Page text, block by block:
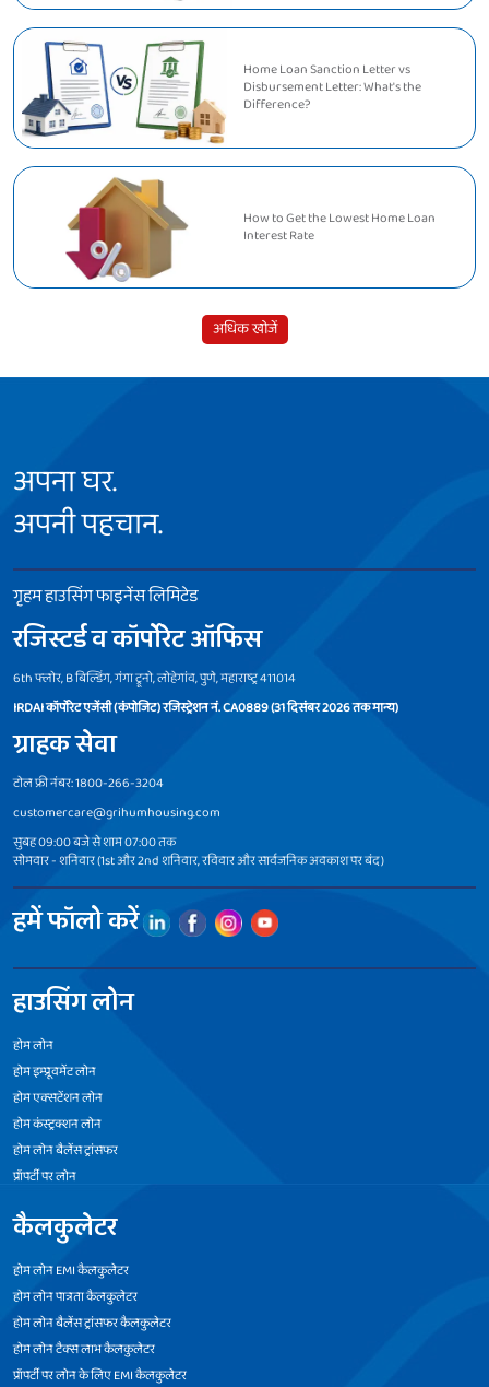
Home Loan Sanction Letter vs
Disbursement Letter: What's the
Difference?
How to Get the Lowest Home Loan
Interest Rate
अधिक खोजें
अपना घर.
अपनी पहचान.
गृहम हाउसिंग फाइनेंस लिमिटेड
रजिस्टर्ड व कॉर्पोरेट ऑफिस
6th फ्लोर, B बिल्डिंग, गंगा ट्रूनो, लोहेगांव, पुणे, महाराष्ट्र 411014
IRDAI कॉर्पोरेट एजेंसी (कंपोजिट) रजिस्ट्रेशन नं. CA0889 (31 दिसंबर 2026 तक मान्य)
ग्राहक सेवा
टोल फ्री नंबर: 1800-266-3204
customercare@grihumhousing.com
सुबह 09:00 बजे से शाम 07:00 तक
सोमवार - शनिवार (1st और 2nd शनिवार, रविवार और सार्वजनिक अवकाश पर बंद)
हमें फॉलो करें
हाउसिंग लोन
होम लोन
होम इम्प्रूवमेंट लोन
होम एक्सटेंशन लोन
होम कंस्ट्रक्शन लोन
होम लोन बैलेंस ट्रांसफर
प्रॉपर्टी पर लोन
कैलकुलेटर
होम लोन EMI कैलकुलेटर
होम लोन पात्रता कैलकुलेटर
होम लोन बैलेंस ट्रांसफर कैलकुलेटर
होम लोन टैक्स लाभ कैलकुलेटर
प्रॉपर्टी पर लोन के लिए EMI कैलकुलेटर